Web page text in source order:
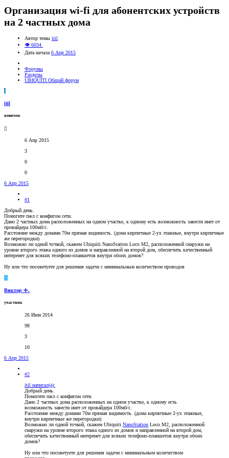
Организация wi-fi для абонентских устройств
на 2 частных дома
Автор темы itil
👁 6034
Дата начала 6 Апр 2015
Форумы
Разделы
UBIQUITI Общий форум
I
itil
новичок
6 Апр 2015
3
0
0
6 Апр 2015
#1
Добрый день.
Помогите пжл с конфигом сети.
Дано 2 частных дома расположенных на одном участке, к одному есть возможность завести инет от
провайдера 100мб/с.
Расстояние между домами 70м прямая видимость. (дома кирпичные 2-ух этажные, внутри кирпичные
же перегородки)
Возможно ли одной точкой, скажем Ubiquiti NanoStation Loco M2, расположенной снаружи на
уровне второго этажа одного из домов и направленной на второй дом, обеспечить качественный
интеренет для всяких телефоно-планшетов внутри обоих домов?
Ну или что посоветуете для решения задачи с минимальным количеством проводов
В
Виктор Ф.
участник
26 Июн 2014
98
3
10
6 Апр 2015
#2
itil написал(а):
Добрый день.
Помогите пжл с конфигом сети.
Дано 2 частных дома расположенных на одном участке, к одному есть
возможность завести инет от провайдера 100мб/с.
Расстояние между домами 70м прямая видимость. (дома кирпичные 2-ух этажные,
внутри кирпичные же перегородки)
Возможно ли одной точкой, скажем Ubiquiti NanoStation Loco M2, расположенной
снаружи на уровне второго этажа одного из домов и направленной на второй дом,
обеспечить качественный интеренет для всяких телефоно-планшетов внутри обоих
домов?
Ну или что посоветуете для решения задачи с минимальным количеством